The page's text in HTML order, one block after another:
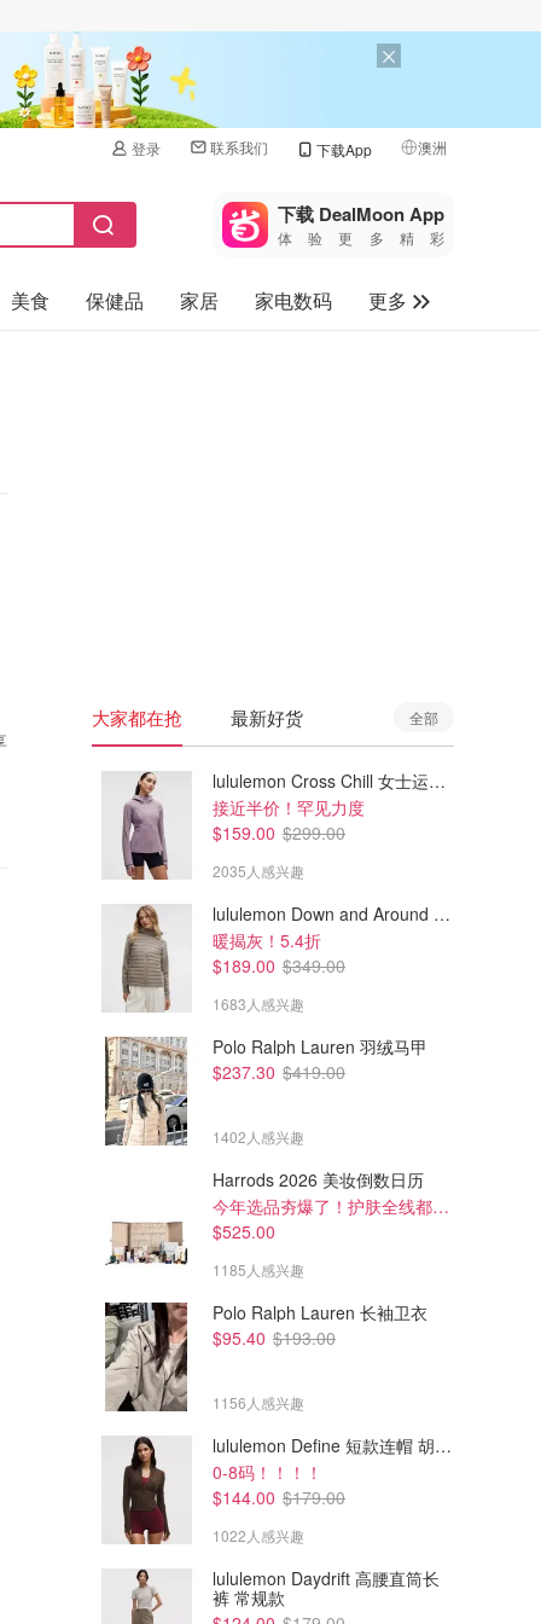
登录 联系我们 下载App 澳洲
🇺🇸
🇨🇳 中国
🇨🇦加拿大
下载 DealMoon App
体验更多精彩
美食 保健品 家居 家电数码
更多
$149.00
lululemon BeCalm V领连帽卫
$84.00
lululemon Hold Tight 罗纹交叉
上衣
大家都在抢 最新好货 全部
lululemon Cross Chill 女士运动外套
接近半价！罕见力度
$159.00 $299.00
2035人感兴趣
lululemon Down and Around 羽绒夹克
暖揭灰！5.4折
$189.00 $349.00
1683人感兴趣
Polo Ralph Lauren 羽绒马甲
$237.30 $419.00
1402人感兴趣
Harrods 2026 美妆倒数日历
今年选品夯爆了！护肤全线都很绝
$525.00
1185人感兴趣
Polo Ralph Lauren 长袖卫衣
$95.40 $193.00
1156人感兴趣
lululemon Define 短款连帽 胡桃棕
0-8码！！！！
$144.00 $179.00
1022人感兴趣
lululemon Daydrift 高腰直筒长
裤 常规款